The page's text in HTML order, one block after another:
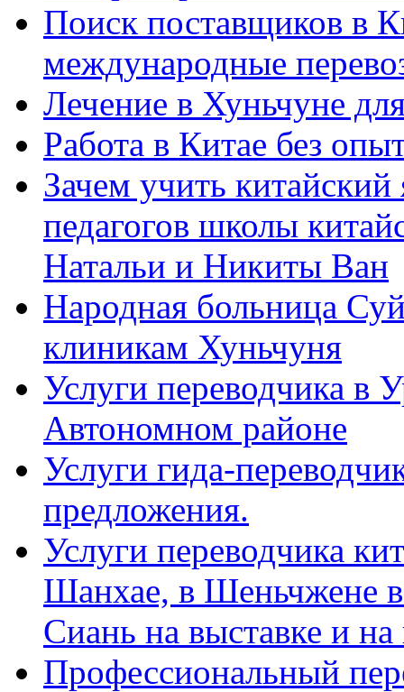
Поиск поставщиков в
международные
Лечение в Хуньчуне
Работа в Китае без
Зачем учить
педагогов школы
Натальи и Никиты Ван
Народная больница
клиникам Хуньчуня
Услуги переводчика в
Автономном районе
Услуги гида-
предложения.
Услуги переводчика
Шанхае, в Шеньчжене
Сиань на выставке и
Профессиональный